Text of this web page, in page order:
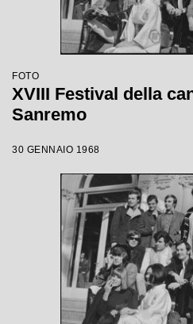
FOTO
XVIII Festival della
Sanremo
30 GENNAIO 1968